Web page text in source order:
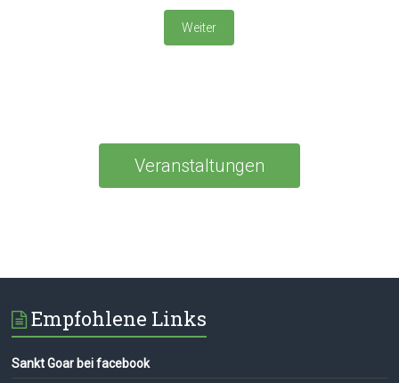
Weiter
Veranstaltungen
Empfohlene Links
Sankt Goar bei facebook